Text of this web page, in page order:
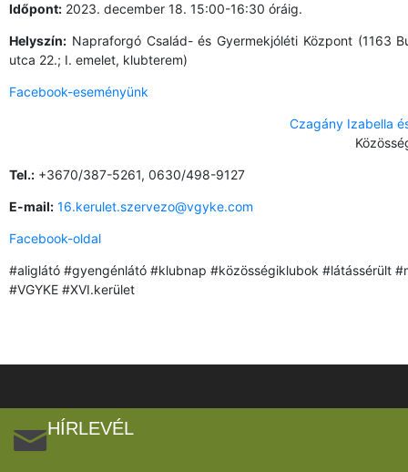
Időpont: 2023. december 18. 15:00-16:30 óráig.
Helyszín: Napraforgó Család- és Gyermekjóléti Központ (1163
utca 22.; I. emelet, klubterem)
Facebook-eseményünk
Czagány Izabella
Tel.: +3670/387-5261, 0630/498-9127
E-mail: 16.kerulet.szervezo@vgyke.com
Facebook-oldal
#aliglátó #gyengénlátó #klubnap #közösségiklubok #látássérült
#VGYKE #XVI.kerület
HÍRLEVÉL